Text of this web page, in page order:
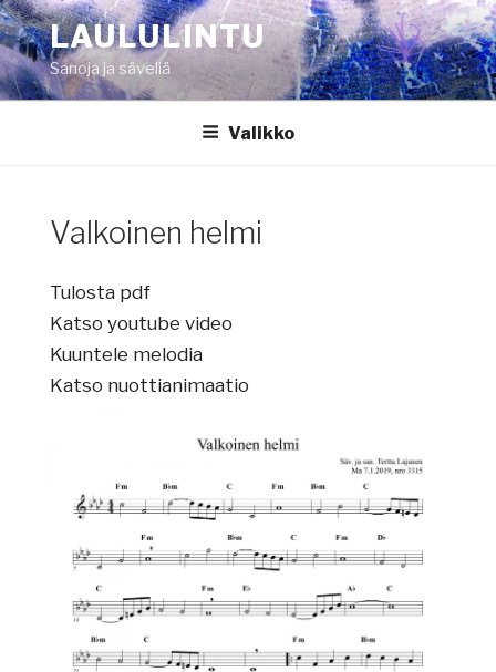
Siirry
sisältöönLAULULINTU
Sanoja ja säveliä
Valikko
Valkoinen helmi
Tulosta pdf
Katso youtube video
Kuuntele melodia
Katso nuottianimaatio